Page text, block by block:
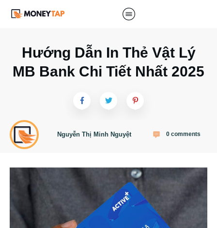
Hướng Dẫn In Thẻ Vật Lý
MB Bank Chi Tiết Nhất 2025
Nguyễn Thị Minh Nguyệt 0comments